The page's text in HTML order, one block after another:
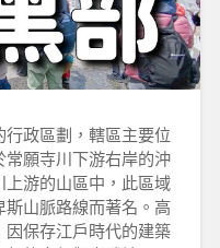
政區劃，轄區主要位
願寺川下游右岸的沖
游的山區中，此區域
山脈路線而著名。高
保存江戶時代的建築